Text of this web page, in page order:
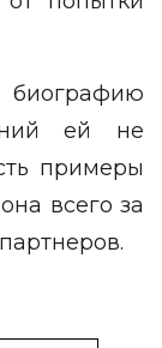
ей не
примеры
всего за